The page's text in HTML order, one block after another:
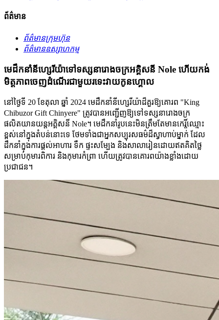
ព័ត៌មាន
ព័ត៌មានក្រុមហ៊ុន
ព័ត៌មានឧស្សាហកម្ម
មេដឹកនាំនីហ្សេរីយ៉ាទៅទស្សនារោងចក្រអគ្គិសនី Nole ហើយកង់
មិត្តភាពចេញដំណើរជាមួយរទេះវាយកូនហ្គោល
នៅថ្ងៃទី 20 ខែតុលា ឆ្នាំ 2024 មេដឹកនាំនីហ្សេរីយ៉ាដ៏គួរឱ្យគោរព "King
Chibuzor Gift Chinyere" ត្រូវបានអញ្ជើញឱ្យទៅទស្សនារោងចក្រ
ផលិតយានយន្តអគ្គិសនី Nole។ មេដឹកនាំរូបនេះមិនត្រឹមតែមានកេរ្តិ៍ឈ្មោះ
ខ្ពស់នៅក្នុងតំបន់នោះទេ ថែមទាំងជាអ្នកសប្បុរសធម៌ដ៏ស្វាហាប់ម្នាក់ ដែល
ដឹកនាំក្នុងការផ្តល់អាហារ ទឹក ផ្ទះសម្បែង និងសាលារៀនដោយឥតគិតថ្លៃ
សម្រាប់កុមារពិការ និងកុមារកំព្រា ហើយត្រូវបានគោរពយ៉ាងខ្លាំងដោយ
ប្រជាជន។